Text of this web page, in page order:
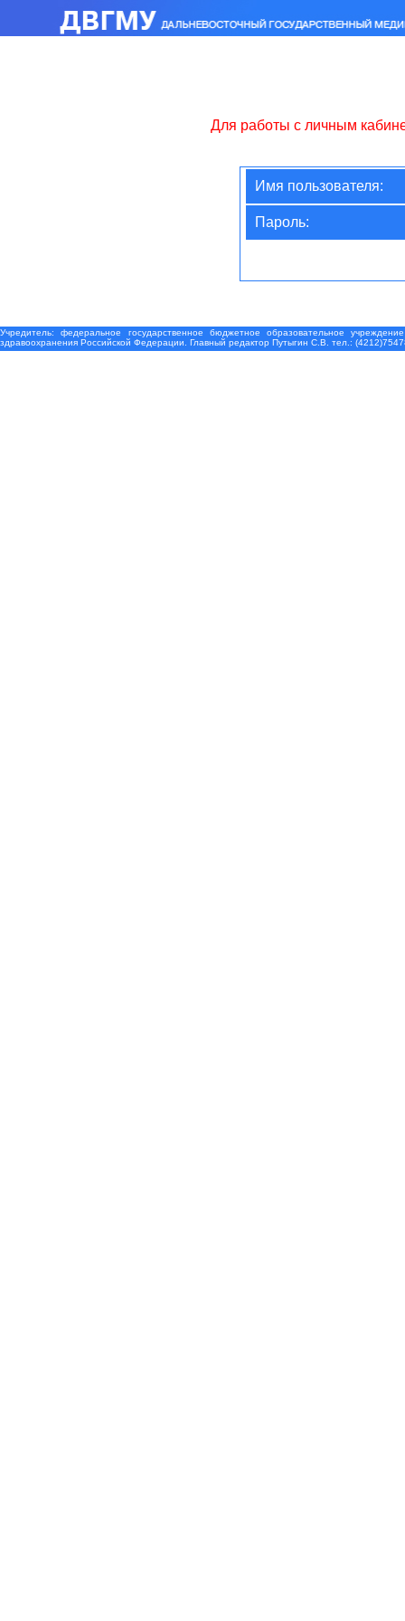
Для работы с личным
Имя пользователя:
Пароль:
Учредитель: федеральное государственное бюджетное образовательное
здравоохранения Российской Федерации. Главный редактор Путыгин С.В. тел.: